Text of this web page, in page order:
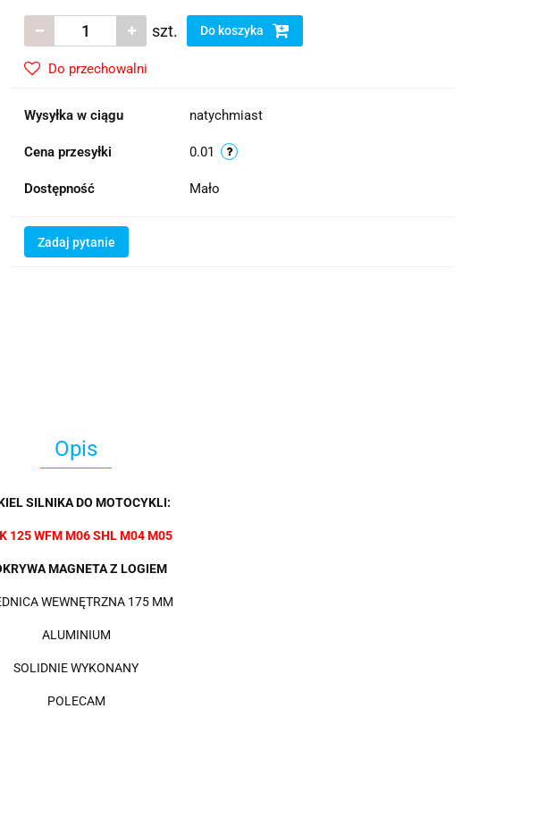
szt. Do koszyka
Do przechowalni
Wysyłka w ciągu natychmiast
Cena przesyłki 0.01
Dostępność Mało
Zadaj pytanie
Opis
SILNIKA DO MOTOCYKLI:
125 WFM M06 SHL M04 M05
MAGNETA Z LOGIEM
WEWNĘTRZNA 175 MM
ALUMINIUM
SOLIDNIE WYKONANY
POLECAM